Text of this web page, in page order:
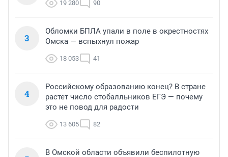
19 280 90
3
Обломки БПЛА упали в поле в окрестностях
Омска — вспыхнул пожар
18 053 41
4
Российскому образованию конец? В стране
растет число стобалльников ЕГЭ — почему
это не повод для радости
13 605 82
В Омской области объявили беспилотную